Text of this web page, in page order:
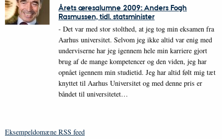
Årets æresalumne 2009: Anders Fogh
Rasmussen, tidl. statsminister
- Det var med stor stolthed, at jeg tog min eksamen fra
Aarhus universitet. Selvom jeg ikke altid var enig med
underviserne har jeg igennem hele min karriere gjort
brug af de mange kompetencer og den viden, jeg har
opnået igennem min studietid. Jeg har altid følt mig tæt
knyttet til Aarhus Universitet og med denne pris er
båndet til universitetet…
Eksempeldomæne RSS feed